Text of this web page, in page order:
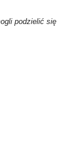
podzielić się